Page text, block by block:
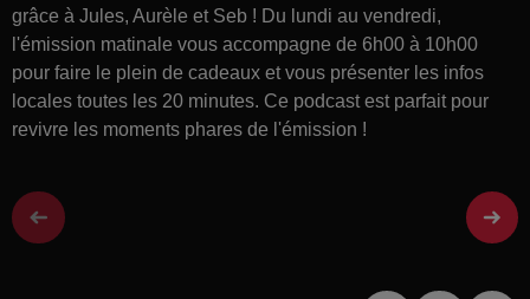
grâce à Jules, Aurèle et Seb ! Du lundi au vendredi,
l'émission matinale vous accompagne de 6h00 à 10h00
pour faire le plein de cadeaux et vous présenter les infos
locales toutes les 20 minutes. Ce podcast est parfait pour
revivre les moments phares de l'émission !